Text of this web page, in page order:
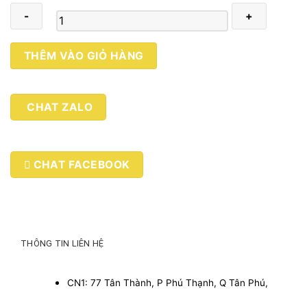
Red
rose
số
lượng
THÊM VÀO GIỎ HÀNG
CHAT ZALO
CHAT FACEBOOK
THÔNG TIN LIÊN HỆ
CN1: 77 Tân Thành, P Phú Thạnh, Q Tân Phú,